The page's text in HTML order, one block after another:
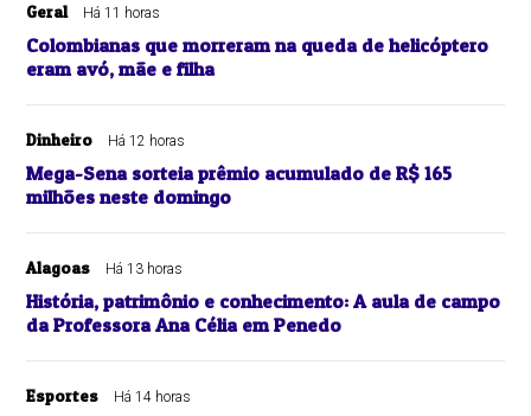
Geral Há 11 horas
Colombianas que morreram na queda de helicóptero
eram avó, mãe e filha
Dinheiro Há 12 horas
Mega-Sena sorteia prêmio acumulado de R$ 165
milhões neste domingo
Alagoas Há 13 horas
História, patrimônio e conhecimento: A aula de campo
da Professora Ana Célia em Penedo
Esportes Há 14 horas